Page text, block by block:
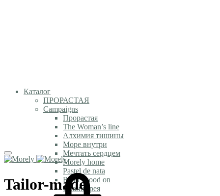
Каталог
ПРОРАСТАЯ
Campaigns
Прорастая
The Woman’s line
Алхимия тишины
Море внутри
Мечтать сердцем
Morely home
Pastel de nata
Baltic mood on
Оранжерея
Tailor-made